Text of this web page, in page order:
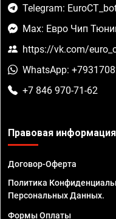
Telegram:
Max: Евро Чип
https://vk.com/
WhatsApp:
+7 846 970-71-62
Правовая информация
Договор-Оферта
Политика
Персональных Данных.
Формы Оплаты